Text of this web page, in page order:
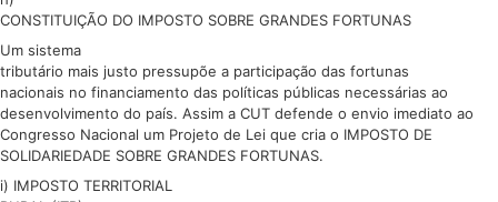
CONSTITUIÇÃO DO IMPOSTO SOBRE GRANDES FORTUNAS
Um sistema
tributário mais justo pressupõe a participação das fortunas
nacionais no financiamento das políticas públicas necessárias ao
desenvolvimento do país. Assim a CUT defende o envio imediato ao
Congresso Nacional um Projeto de Lei que cria o IMPOSTO DE
SOLIDARIEDADE SOBRE GRANDES FORTUNAS.
i) IMPOSTO TERRITORIAL